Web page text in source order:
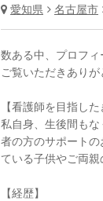
愛知県
名古屋市
数ある中、プロフィ
ご覧いただきあり
【看護師を目指した
私自身、生後間も
者の方のサポート
ている子供やご両
【経歴】